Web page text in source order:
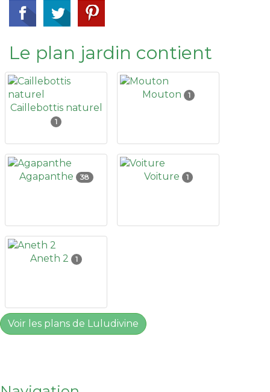
Le plan jardin contient
Caillebottis naturel
1
Mouton 1
Agapanthe 38 Voiture 1
Aneth 2 1
Voir les plans de Luludivine